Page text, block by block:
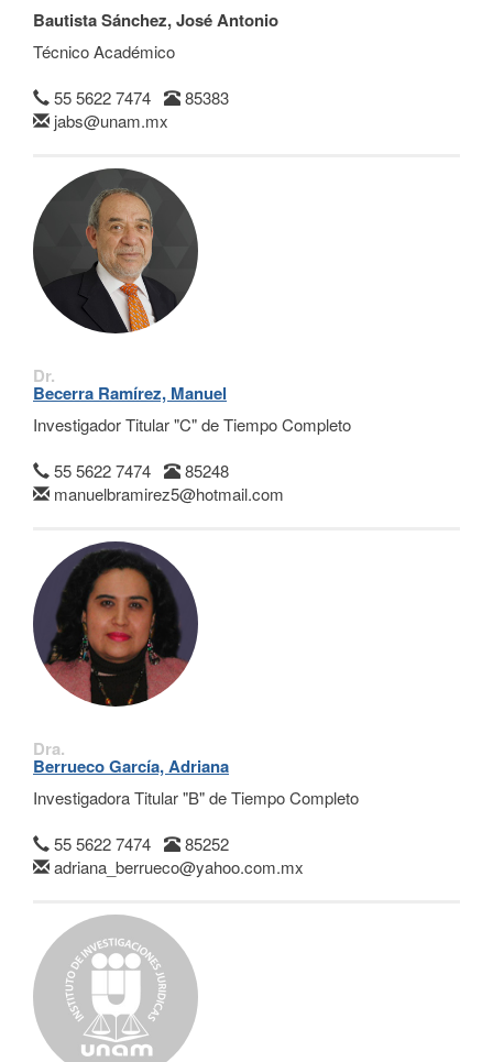
Bautista Sánchez, José Antonio
Técnico Académico
55 5622 7474
85383
jabs@unam.mx
Dr.
Becerra Ramírez, Manuel
Investigador Titular "C" de Tiempo Completo
55 5622 7474
85248
manuelbramirez5@hotmail.com
Dra.
Berrueco García, Adriana
Investigadora Titular "B" de Tiempo Completo
55 5622 7474
85252
adriana_berrueco@yahoo.com.mx